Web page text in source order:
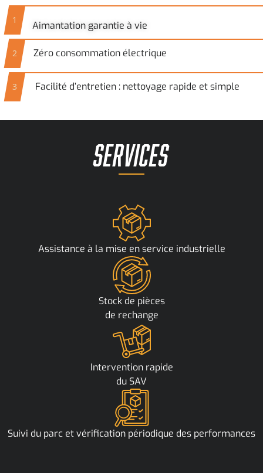
1 Aimantation garantie à vie
2 Zéro consommation électrique
3 Facilité d’entretien : nettoyage rapide et simple
SERVICES
Assistance à la mise en service industrielle
Stock de pièces
de rechange
Intervention rapide
du SAV
Suivi du parc et vérification périodique des performances